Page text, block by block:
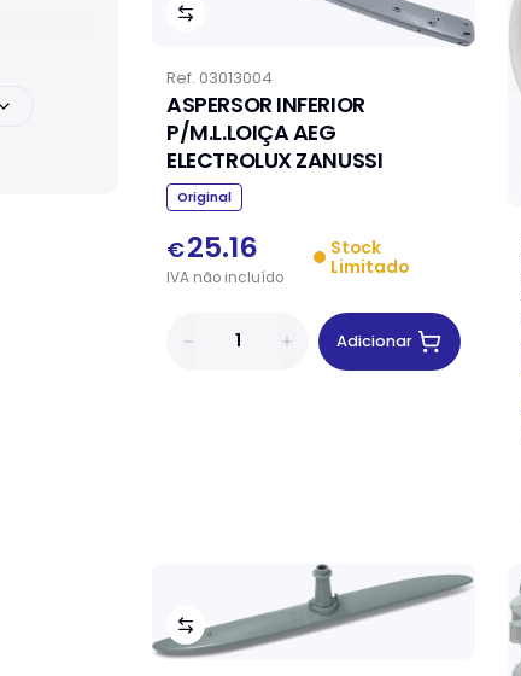
Ref. 03013004
ASPERSOR INFERIOR
P/M.L.LOIÇA AEG
ELECTROLUX ZANUSSI
Original
€25.16
IVA não incluído
Stock
Limitado
Adicionar